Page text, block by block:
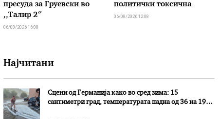
пресуда за Груевски во
,,Талир 2″
06/08/2026 16:08
политички токсична
06/08/2026 12:08
Најчитани
Сцени од Германија како во сред зима: 15
сантиметри град, температурата падна од 36 на 19